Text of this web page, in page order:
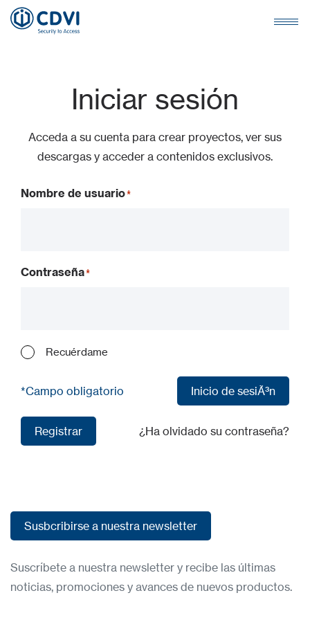
Iniciar sesión
Acceda a su cuenta para crear proyectos, ver sus
descargas y acceder a contenidos exclusivos.
Nombre de usuario
Contraseña
Recuérdame
*Campo obligatorio Inicio de sesiÃ³n
Registrar
¿Ha olvidado su contraseña?
Susbcribirse a nuestra newsletter
Suscríbete a nuestra newsletter y recibe las últimas
noticias, promociones y avances de nuevos productos.